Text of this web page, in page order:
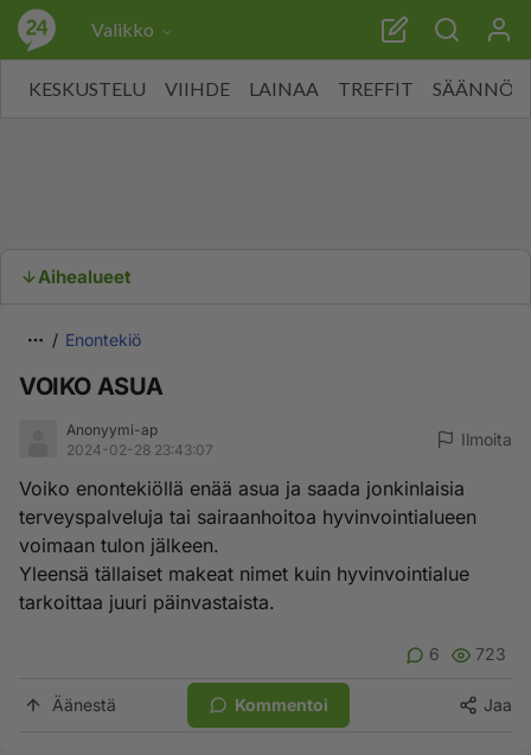
Valikko
KESKUSTELU VIIHDE LAINAA TREFFIT SÄÄNNÖT
Aihealueet
Enontekiö
VOIKO ASUA
Anonyymi-ap
2024-02-28 23:43:07
Ilmoita
Voiko enontekiöllä enää asua ja saada jonkinlaisia
terveyspalveluja tai sairaanhoitoa hyvinvointialueen
voimaan tulon jälkeen.
Yleensä tällaiset makeat nimet kuin hyvinvointialue
tarkoittaa juuri päinvastaista.
6 723
Äänestä Kommentoi Jaa